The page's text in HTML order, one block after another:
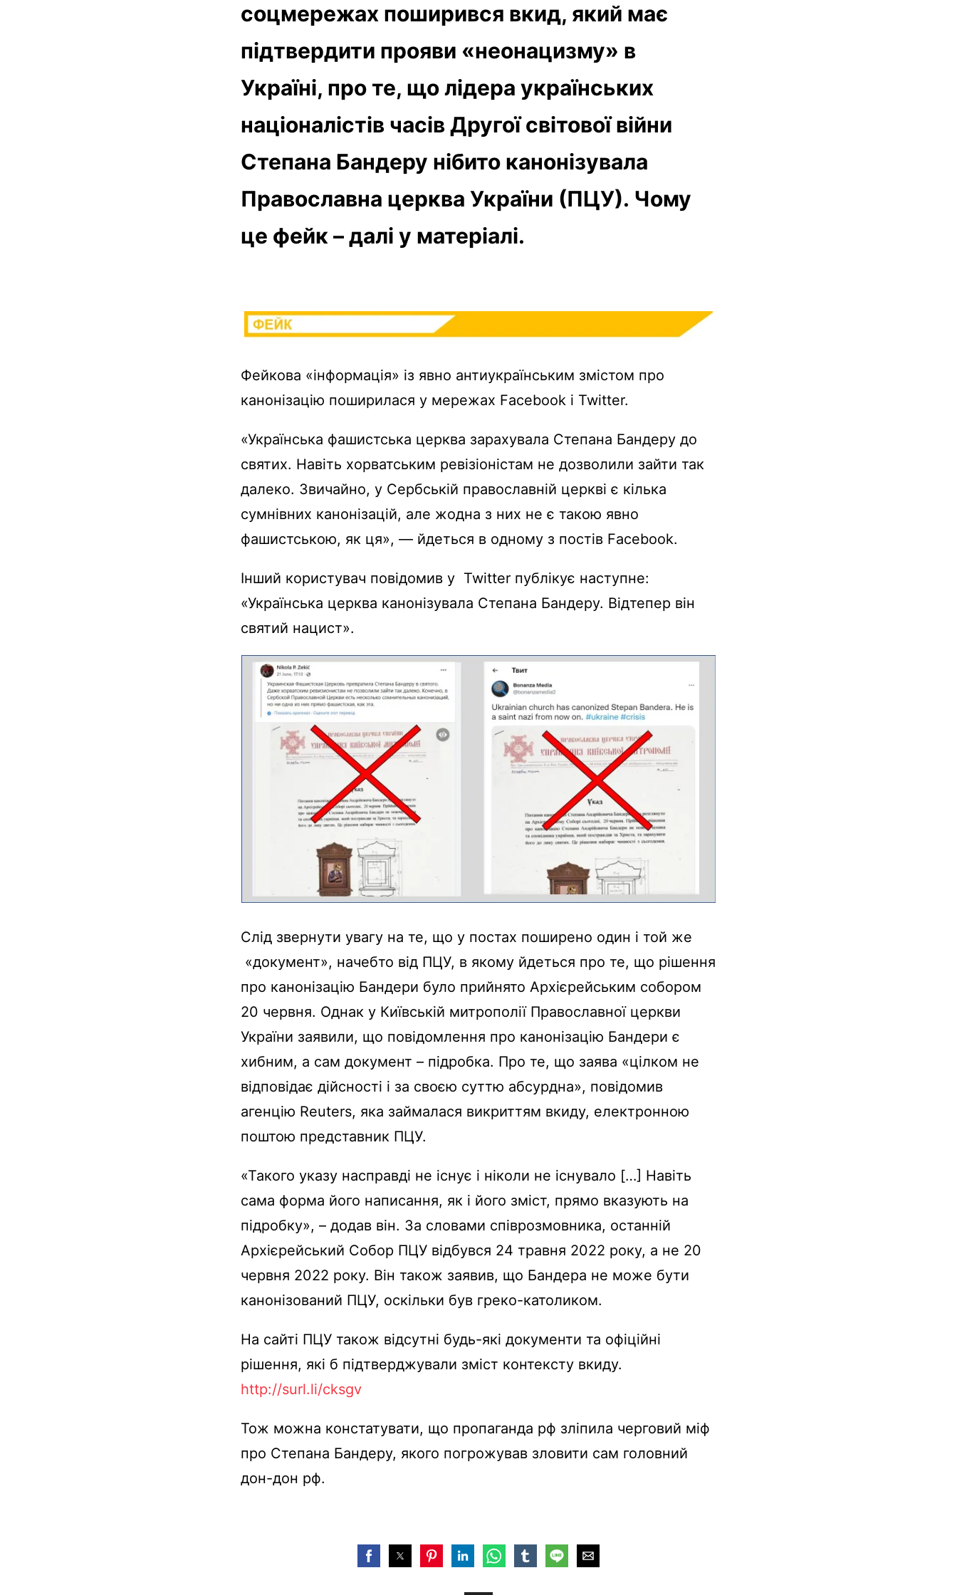
соцмережах поширився вкид, який має
підтвердити прояви «неонацизму» в
Україні, про те, що лідера українських
націоналістів часів Другої світової війни
Степана Бандеру нібито канонізувала
Православна церква України (ПЦУ). Чому
це фейк – далі у матеріалі.
Фейкова «інформація» із явно антиукраїнським змістом про
канонізацію поширилася у мережах Facebook і Twitter.
«Українська фашистська церква зарахувала Степана Бандеру до
святих. Навіть хорватським ревізіоністам не дозволили зайти так
далеко. Звичайно, у Сербській православній церкві є кілька
сумнівних канонізацій, але жодна з них не є такою явно
фашистською, як ця», — йдеться в одному з постів Facebook.
Інший користувач повідомив у Twitter публікує наступне:
«Українська церква канонізувала Степана Бандеру. Відтепер він
святий нацист».
Слід звернути увагу на те, що у постах поширено один і той же
«документ», начебто від ПЦУ, в якому йдеться про те, що рішення
про канонізацію Бандери було прийнято Архієрейським собором
20 червня. Однак у Київській митрополії Православної церкви
України заявили, що повідомлення про канонізацію Бандери є
хибним, а сам документ – підробка. Про те, що заява «цілком не
відповідає дійсності і за своєю суттю абсурдна», повідомив
агенцію Reuters, яка займалася викриттям вкиду, електронною
поштою представник ПЦУ.
«Такого указу насправді не існує і ніколи не існувало […] Навіть
сама форма його написання, як і його зміст, прямо вказують на
підробку», – додав він. За словами співрозмовника, останній
Архієрейський Собор ПЦУ відбувся 24 травня 2022 року, а не 20
червня 2022 року. Він також заявив, що Бандера не може бути
канонізований ПЦУ, оскільки був греко-католиком.
На сайті ПЦУ також відсутні будь-які документи та офіційні
рішення, які б підтверджували зміст контексту вкиду.
http://surl.li/cksgv
Тож можна констатувати, що пропаганда рф зліпила черговий міф
про Степана Бандеру, якого погрожував зловити сам головний
дон-дон рф.